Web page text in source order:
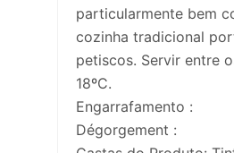
particularmente bem
cozinha tradicional
petiscos. Servir entre
18ºC.
Engarrafamento :
Dégorgement :